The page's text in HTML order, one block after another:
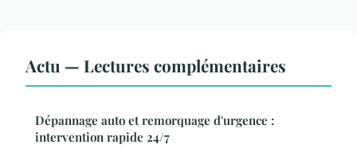
Actu — Lectures complémentaires
Dépannage auto et remorquage d'urgence :
intervention rapide 24/7